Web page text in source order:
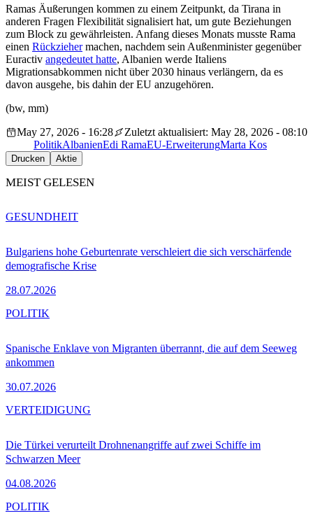
Ramas Äußerungen kommen zu einem Zeitpunkt, da Tirana in
anderen Fragen Flexibilität signalisiert hat, um gute Beziehungen
zum Block zu gewährleisten. Anfang dieses Monats musste Rama
einen Rückziehermachen, nachdem sein Außenminister gegenüber
Euractiv angedeutet hatte, Albanien werde Italiens
Migrationsabkommen nicht über 2030 hinaus verlängern, da es
davon ausgehe, bis dahin der EU anzugehören.
(bw, mm)
May 27, 2026 - 16:28
Zuletzt aktualisiert: May 28, 2026 - 08:10
PolitikAlbanienEdi RamaEU-ErweiterungMarta Kos
Drucken Aktie
MEIST GELESEN
Bulgariens hohe Geburtenrate verschleiert die sich verschärfende
demografische Krise
28.07.2026
GESUNDHEIT
Spanische Enklave von Migranten überrannt, die auf dem Seeweg
ankommen
30.07.2026
POLITIK
Die Türkei verurteilt Drohnenangriffe auf zwei Schiffe im
Schwarzen Meer
04.08.2026
VERTEIDIGUNG
POLITIK